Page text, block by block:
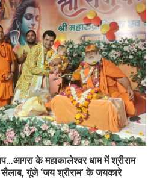
के महाकालेश्वर धाम में श्रीराम
गूंजे ‘जय श्रीराम’ के जयकारे